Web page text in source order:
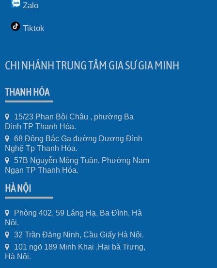
Zalo
Tiktok
CHI NHÁNH TRUNG TÂM GIA SƯ GIA MINH
THANH HÓA
15/23 Phan Bội Châu , phường Ba
Đình TP Thanh Hóa.
68 Đông Bắc Ga đường Dương Đình
Nghệ Tp Thanh Hóa.
57B Nguyễn Mộng Tuân, Phường Nam
Ngạn TP Thanh Hóa.
HÀ NỘI
Phòng 402, 59 Láng Hạ, Ba Đình, Hà
Nội.
32 Trần Đăng Ninh, Cầu Giấy Hà Nội.
101 ngõ 189 Minh Khai ,Hai bà Trưng,
Hà Nội.